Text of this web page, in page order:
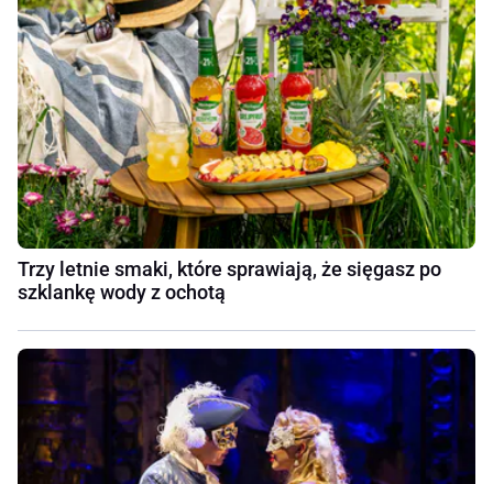
Trzy letnie smaki, które sprawiają, że sięgasz po
szklankę wody z ochotą